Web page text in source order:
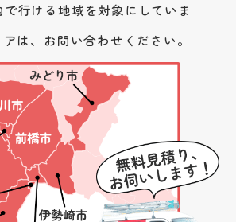
行ける地域を対象にしていま
は、お問い合わせください。